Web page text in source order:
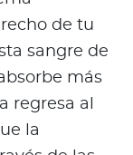
de tu
sangre de
más
regresa al
la